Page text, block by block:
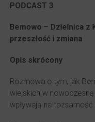
PODCAST 3
Bemowo – Dzielnica z
przeszłość i zmiana
Opis skrócony
Rozmowa o tym, jak
wiejskich w
wpływają na tożsamość